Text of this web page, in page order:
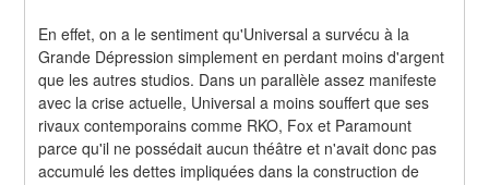
En effet, on a le sentiment qu'Universal a survécu à la
Grande Dépression simplement en perdant moins d'argent
que les autres studios. Dans un parallèle assez manifeste
avec la crise actuelle, Universal a moins souffert que ses
rivaux contemporains comme RKO, Fox et Paramount
parce qu'il ne possédait aucun théâtre et n'avait donc pas
accumulé les dettes impliquées dans la construction de